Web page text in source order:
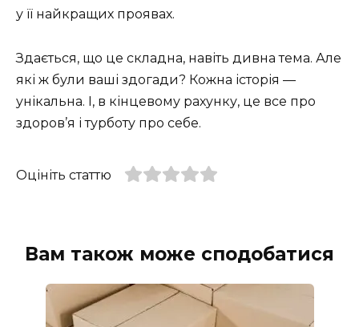
у її найкращих проявах.
Здається, що це складна, навіть дивна тема. Але
які ж були ваші здогади? Кожна історія —
унікальна. І, в кінцевому рахунку, це все про
здоров’я і турботу про себе.
Оцініть статтю
Вам також може сподобатися